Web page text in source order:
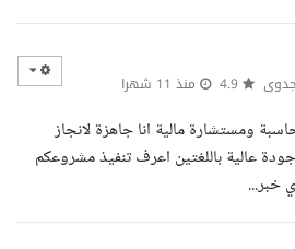
منذ 11 شهرا
ومستشارة مالية انا جاهزة لانجاز
عالية باللغتين اعرف تنفيذ مشروعكم
خبر...